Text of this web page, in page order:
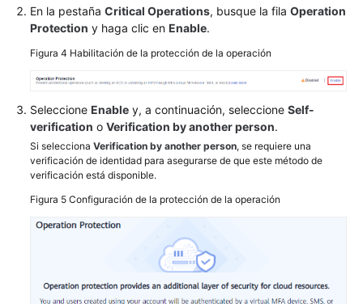
En la pestaña Critical Operations, busque la fila Operation
Protection y haga clic en Enable.
Figura 4 Habilitación de la protección de la operación
Seleccione Enable y, a continuación, seleccione Self-
verification o Verification by another person.
Si selecciona Verification by another person, se requiere una
verificación de identidad para asegurarse de que este método de
verificación está disponible.
Figura 5 Configuración de la protección de la operación